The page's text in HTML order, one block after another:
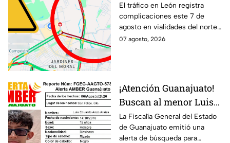
en el Morelos, Las
Torres y San Juan
Bosco, en León HOY 7
de agosto ¿Qué pasó?
El tráfico en León registra
complicaciones este 7 de
agosto en vialidades del norte
de la ciudad. Bulevar Morelos,
07 agosto, 2026
¡Atención Guanajuato!
Buscan al menor Luis
Eduardo Anzo Araiza
desaparecido en San
La Fiscalía General del Estado
de Guanajuato emitió una
alerta de búsqueda para